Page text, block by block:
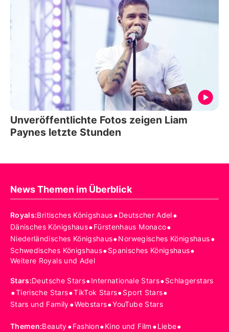
Unveröffentlichte Fotos zeigen Liam
Paynes letzte Stunden
News Themen im Überblick
Royals:Britisches Königshaus•Deutscher Adel•
Dänisches Königshaus•Fürstenhaus Monaco•
Niederländisches Königshaus•Norwegisches Königshaus•
Schwedisches Königshaus•Spanisches Königshaus•
Weitere Royals und Adel
Stars:Deutsche Stars•Internationale Stars•Schlagerstars
•Tierische Stars•TikTok Stars•Sport Stars•
Stars und Family•Webstars•YouTube Stars
Themen:Beauty•Fashion•Kino und Film •Liebe•